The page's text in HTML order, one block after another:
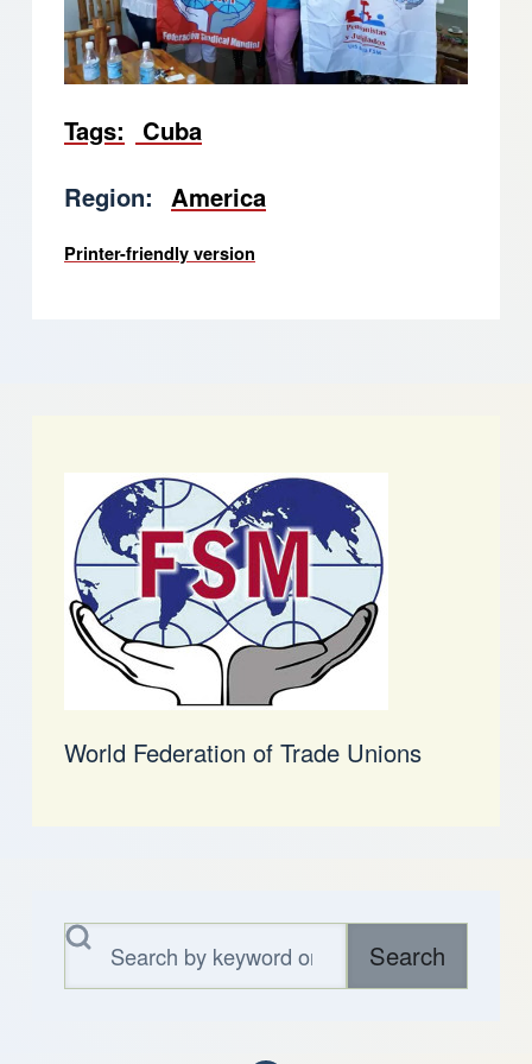
Tags
Cuba
Region
America
Printer-friendly version
World Federation of Trade Unions
Search